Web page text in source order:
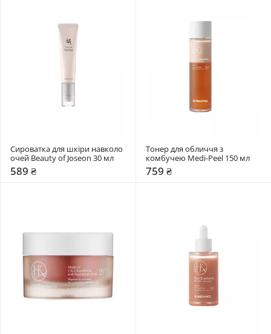
Сироватка для шкіри навколо
очей Beauty of Joseon 30 мл
589 ₴
Тонер для обличчя з
комбучею Medi-Peel 150 мл
759 ₴